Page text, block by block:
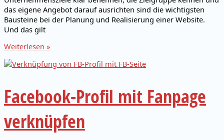
das eigene Angebot darauf ausrichten sind die wichtigsten
Bausteine bei der Planung und Realisierung einer Website.
Und das gilt
Konzeption
Projektplanung
Weiterlesen »
Facebook-Profil mit Fanpage
verknüpfen